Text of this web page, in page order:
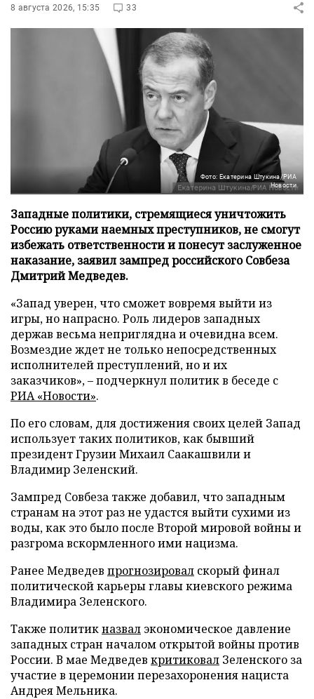
8 августа 2026, 15:35 33
Фото: Екатерина Штукина/РИА
Новости
Западные политики, стремящиеся уничтожить
Россию руками наемных преступников, не смогут
избежать ответственности и понесут заслуженное
наказание, заявил зампред российского Совбеза
Дмитрий Медведев.
«Запад уверен, что сможет вовремя выйти из
игры, но напрасно. Роль лидеров западных
держав весьма неприглядна и очевидна всем.
Возмездие ждет не только непосредственных
исполнителей преступлений, но и их
заказчиков», – подчеркнул политик в беседе с
РИА «Новости».
По его словам, для достижения своих целей Запад
использует таких политиков, как бывший
президент Грузии Михаил Саакашвили и
Владимир Зеленский.
Зампред Совбеза также добавил, что западным
странам на этот раз не удастся выйти сухими из
воды, как это было после Второй мировой войны и
разгрома вскормленного ими нацизма.
Ранее Медведев прогнозировал скорый финал
политической карьеры главы киевского режима
Владимира Зеленского.
Также политикназвал экономическое давление
западных стран началом открытой войны против
России. В мае Медведев критиковал Зеленского за
участие в церемонии перезахоронения нациста
Андрея Мельника.